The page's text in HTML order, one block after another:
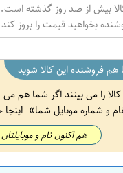
کالا بیش از صد روز گذشته
بخواهید قیمت را بروز
هم فروشنده این کالا شوید
را می بینند اگر شما هم می
نام و شماره موبایل شما
هم اکنون نام و